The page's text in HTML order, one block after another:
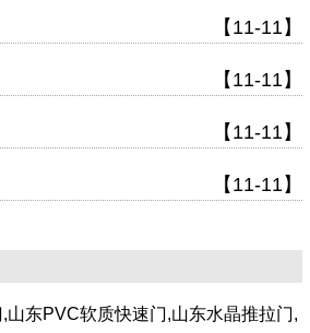
【11-11】
【11-11】
【11-11】
【11-11】
东PVC软质快速门,山东水晶推拉门,